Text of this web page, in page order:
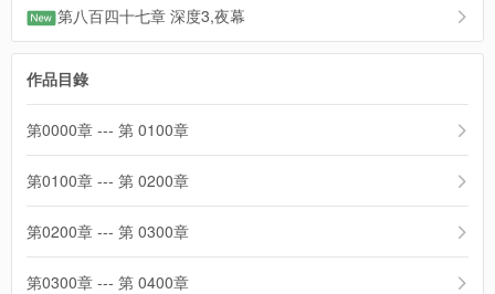
第八百四十七章 深度3,夜幕
作品目錄
第0000章 --- 第 0100章
第0100章 --- 第 0200章
第0200章 --- 第 0300章
第0300章 --- 第 0400章